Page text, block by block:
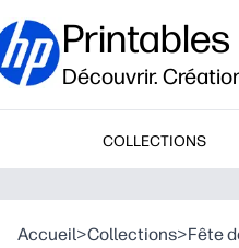
Printables
Découvrir.
COLLECTIONS
Accueil>Collections>Fête